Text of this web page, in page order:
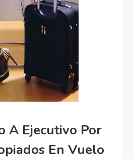
A Ejecutivo Por
En Vuelo